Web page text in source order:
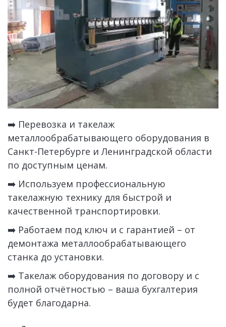
➡️ Перевозка и такелаж
металлообрабатывающего оборудования в
Санкт-Петербурге и Ленинградской области
по доступным ценам.
➡️ Используем профессиональную
такелажную технику для быстрой и
качественной транспортировки.
➡️ Работаем под ключ и с гарантией – от
демонтажа металлообрабатывающего
станка до установки.
➡️ Такелаж оборудования по договору и с
полной отчётностью – ваша бухгалтерия
будет благодарна.